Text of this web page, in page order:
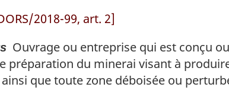
2018-99, art. 2]
Ouvrage ou entreprise qui est conçu
préparation du minerai visant à
que toute zone déboisée ou